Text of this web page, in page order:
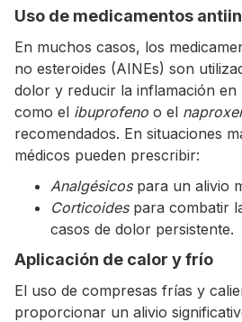
Uso de medicamentos
En muchos casos, los
no esteroides (AINEs) son
dolor y reducir la inflamación en
como el ibuprofeno o el
recomendados. En situaciones
médicos pueden prescribir:
Analgésicospara un alivio
Corticoidespara combatir
casos de dolor persistente.
Aplicación de calor y frío
El uso de compresas frías y
proporcionar un alivio